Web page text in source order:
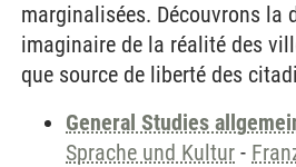
marginalisées. Découvrons la
imaginaire de la réalité des
que source de liberté des
General Studies
Sprache und Kultur -